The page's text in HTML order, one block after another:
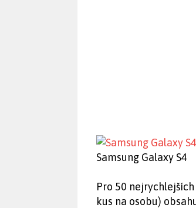
Samsung Galaxy S4
Pro 50
kus na osobu)